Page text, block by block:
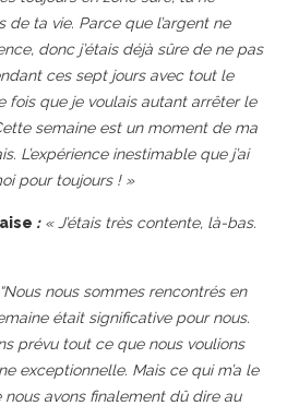
de ta vie. Parce que l’argent ne
donc j’étais déjà sûre de ne pas
ces sept jours avec tout le
fois que je voulais autant arrêter le
semaine est un moment de ma
L’expérience inestimable que j’ai
pour toujours ! »
: « J’étais très contente, là-bas.
“Nous nous sommes rencontrés en
était significative pour nous.
prévu tout ce que nous voulions
exceptionnelle. Mais ce qui m’a le
nous avons finalement dû dire au